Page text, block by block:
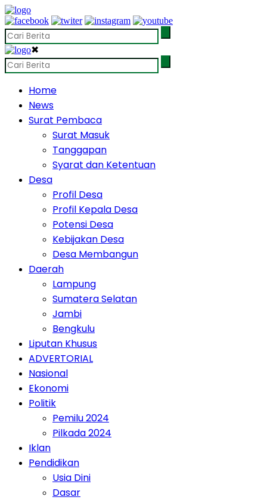
✖
Home
News
Surat Pembaca
Surat Masuk
Tanggapan
Syarat dan Ketentuan
Desa
Profil Desa
Profil Kepala Desa
Potensi Desa
Kebijakan Desa
Desa Membangun
Daerah
Lampung
Sumatera Selatan
Jambi
Bengkulu
Liputan Khusus
ADVERTORIAL
Nasional
Ekonomi
Politik
Pemilu 2024
Pilkada 2024
Iklan
Pendidikan
Usia Dini
Dasar